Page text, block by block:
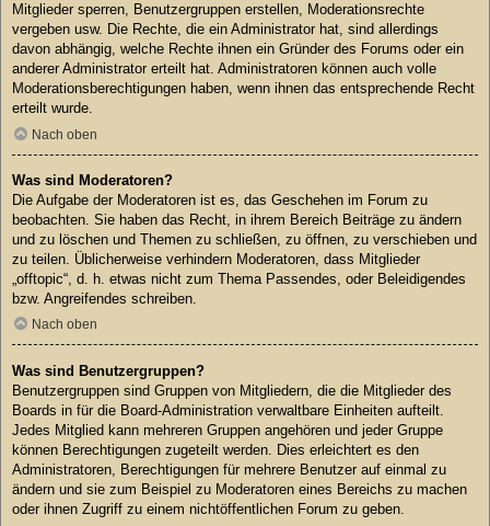
Mitglieder sperren, Benutzergruppen erstellen, Moderationsrechte
vergeben usw. Die Rechte, die ein Administrator hat, sind allerdings
davon abhängig, welche Rechte ihnen ein Gründer des Forums oder ein
anderer Administrator erteilt hat. Administratoren können auch volle
Moderationsberechtigungen haben, wenn ihnen das entsprechende Recht
erteilt wurde.
Nach oben
Was sind Moderatoren?
Die Aufgabe der Moderatoren ist es, das Geschehen im Forum zu
beobachten. Sie haben das Recht, in ihrem Bereich Beiträge zu ändern
und zu löschen und Themen zu schließen, zu öffnen, zu verschieben und
zu teilen. Üblicherweise verhindern Moderatoren, dass Mitglieder
„offtopic“, d. h. etwas nicht zum Thema Passendes, oder Beleidigendes
bzw. Angreifendes schreiben.
Nach oben
Was sind Benutzergruppen?
Benutzergruppen sind Gruppen von Mitgliedern, die die Mitglieder des
Boards in für die Board-Administration verwaltbare Einheiten aufteilt.
Jedes Mitglied kann mehreren Gruppen angehören und jeder Gruppe
können Berechtigungen zugeteilt werden. Dies erleichtert es den
Administratoren, Berechtigungen für mehrere Benutzer auf einmal zu
ändern und sie zum Beispiel zu Moderatoren eines Bereichs zu machen
oder ihnen Zugriff zu einem nichtöffentlichen Forum zu geben.